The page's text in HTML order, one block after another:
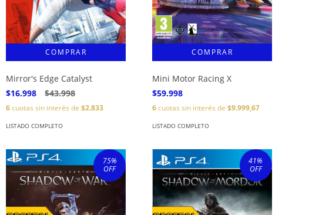
Mirror's Edge Catalyst
$16.998
$43.998
6cuotas sin interés de$2.833
LISTADO COMPLETO
Mini Motor Racing X
$59.998
6cuotas sin interés de$9.999,67
LISTADO COMPLETO
75%
OFF
41%
OFF